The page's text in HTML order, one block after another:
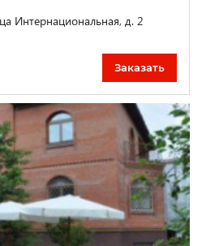
Интернациональная, д. 2
Заказать